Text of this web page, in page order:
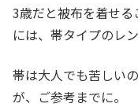
3歳だと被布を着せる
には、帯タイプのレ
帯は大人でも苦しい
が、ご参考までに。